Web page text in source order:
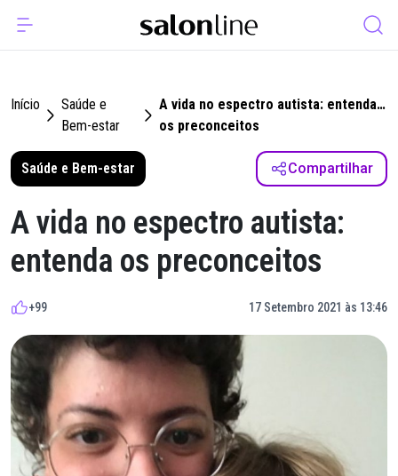
Início
Saúde e
Bem-estar
A vida no espectro autista: entenda
os preconceitos
Saúde e Bem-estar Compartilhar
A vida no espectro autista:
entenda os preconceitos
+99 17 Setembro 2021 às 13:46